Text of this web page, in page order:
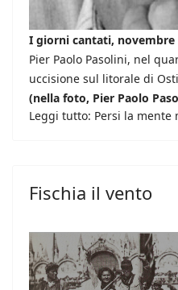
I giorni cantati, novembre
Pier Paolo Pasolini, nel
uccisione sul litorale di
(nella foto, Pier Paolo
Leggi tutto: Persi la
Fischia il vento